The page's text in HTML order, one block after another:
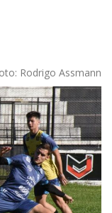
Rodrigo Assmann